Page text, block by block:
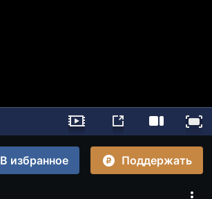
В избранное
Поддержать